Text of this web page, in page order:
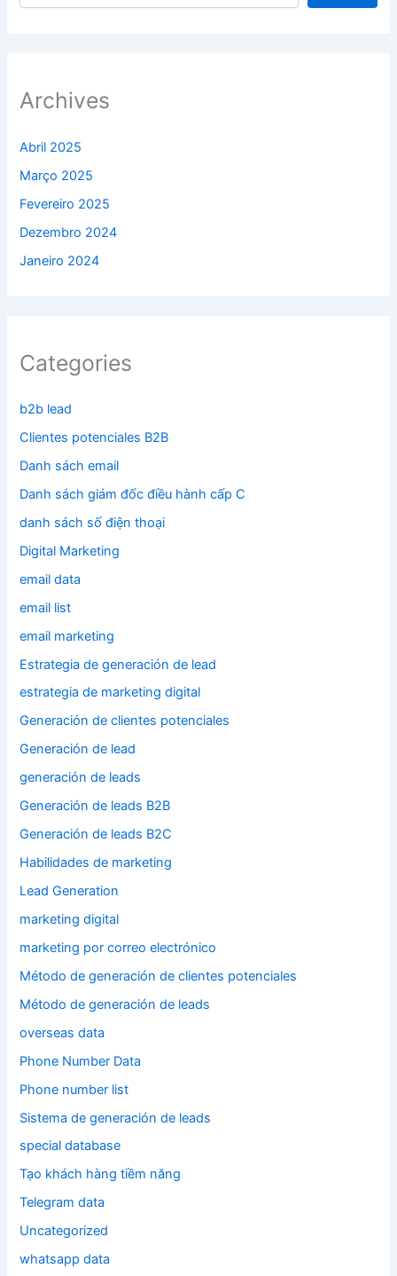
Archives
Abril 2025
Março 2025
Fevereiro 2025
Dezembro 2024
Janeiro 2024
Categories
b2b lead
Clientes potenciales B2B
Danh sách email
Danh sách giám đốc điều hành cấp C
danh sách số điện thoại
Digital Marketing
email data
email list
email marketing
Estrategia de generación de lead
estrategia de marketing digital
Generación de clientes potenciales
Generación de lead
generación de leads
Generación de leads B2B
Generación de leads B2C
Habilidades de marketing
Lead Generation
marketing digital
marketing por correo electrónico
Método de generación de clientes potenciales
Método de generación de leads
overseas data
Phone Number Data
Phone number list
Sistema de generación de leads
special database
Tạo khách hàng tiềm năng
Telegram data
Uncategorized
whatsapp data